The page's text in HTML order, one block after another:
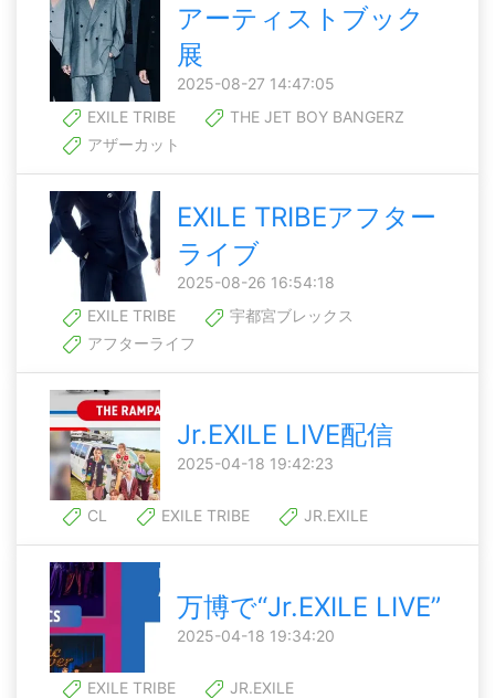
アーティストブック
展
2025-08-27 14:47:05
EXILE TRIBE
THE JET BOY BANGERZ
アザーカット
EXILE TRIBEアフター
ライブ
2025-08-26 16:54:18
EXILE TRIBE
宇都宮ブレックス
アフターライフ
Jr.EXILE LIVE配信
2025-04-18 19:42:23
CL EXILE TRIBE JR.EXILE
万博で“Jr.EXILE LIVE”
2025-04-18 19:34:20
EXILE TRIBE
JR.EXILE